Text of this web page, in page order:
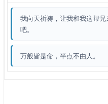
我向天祈祷，让我和我这帮
吧。
万般皆是命，半点不由人。